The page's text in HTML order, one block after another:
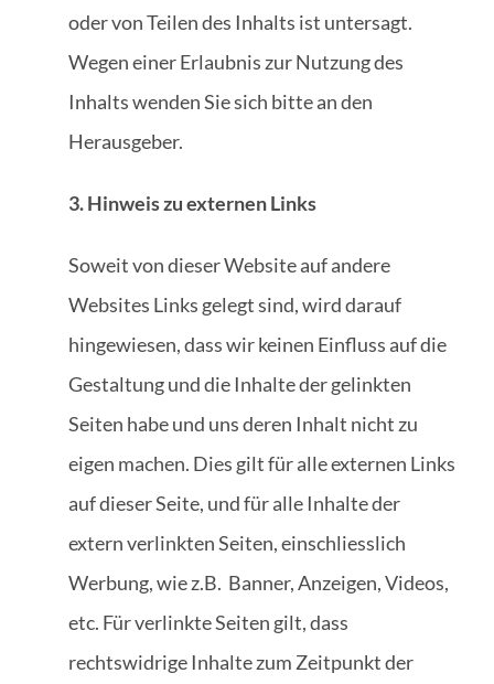
oder von Teilen des Inhalts ist untersagt.
Wegen einer Erlaubnis zur Nutzung des
Inhalts wenden Sie sich bitte an den
Herausgeber.
3. Hinweis zu externen Links
Soweit von dieser Website auf andere
Websites Links gelegt sind, wird darauf
hingewiesen, dass wir keinen Einfluss auf die
Gestaltung und die Inhalte der gelinkten
Seiten habe und uns deren Inhalt nicht zu
eigen machen. Dies gilt für alle externen Links
auf dieser Seite, und für alle Inhalte der
extern verlinkten Seiten, einschliesslich
Werbung, wie z.B. Banner, Anzeigen, Videos,
etc. Für verlinkte Seiten gilt, dass
rechtswidrige Inhalte zum Zeitpunkt der